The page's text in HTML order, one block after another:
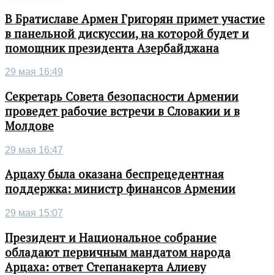
В Братиславе Армен Григорян примет участие
в панельной дискуссии, на которой будет и
помощник президента Азербайджана
29 мая 16:49
Секретарь Совета безопасности Армении
проведет рабочие встречи в Словакии и в
Молдове
29 мая 16:47
Арцаху была оказана беспрецедентная
поддержка: министр финансов Армении
29 мая 15:07
Президент и Национальное собрание
обладают первичным мандатом народа
Арцаха: ответ Степанакерта Алиеву